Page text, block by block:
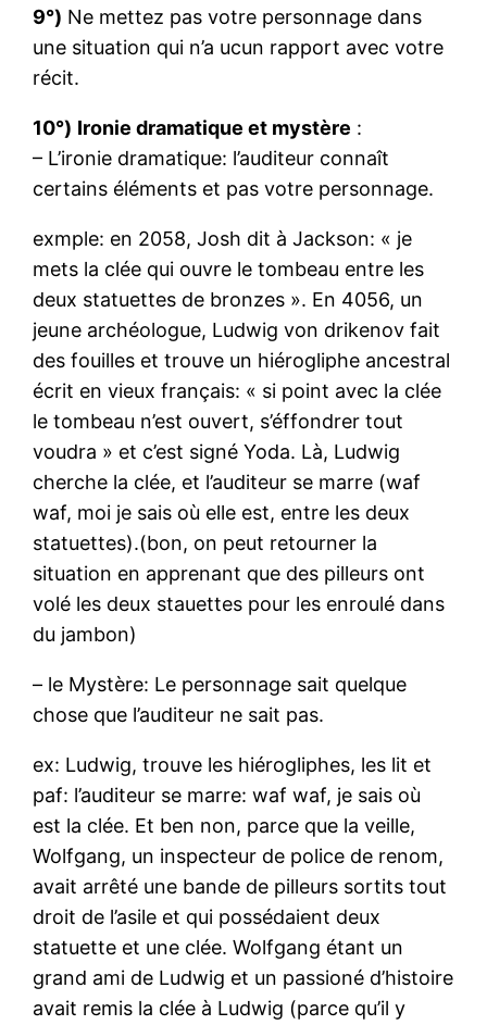
9°) Ne mettez pas votre personnage dans
une situation qui n’a ucun rapport avec votre
récit.
10°) Ironie dramatique et mystère :
– L’ironie dramatique: l’auditeur connaît
certains éléments et pas votre personnage.
exmple: en 2058, Josh dit à Jackson: « je
mets la clée qui ouvre le tombeau entre les
deux statuettes de bronzes ». En 4056, un
jeune archéologue, Ludwig von drikenov fait
des fouilles et trouve un hiérogliphe ancestral
écrit en vieux français: « si point avec la clée
le tombeau n’est ouvert, s’éffondrer tout
voudra » et c’est signé Yoda. Là, Ludwig
cherche la clée, et l’auditeur se marre (waf
waf, moi je sais où elle est, entre les deux
statuettes).(bon, on peut retourner la
situation en apprenant que des pilleurs ont
volé les deux stauettes pour les enroulé dans
du jambon)
– le Mystère: Le personnage sait quelque
chose que l’auditeur ne sait pas.
ex: Ludwig, trouve les hiérogliphes, les lit et
paf: l’auditeur se marre: waf waf, je sais où
est la clée. Et ben non, parce que la veille,
Wolfgang, un inspecteur de police de renom,
avait arrêté une bande de pilleurs sortits tout
droit de l’asile et qui possédaient deux
statuette et une clée. Wolfgang étant un
grand ami de Ludwig et un passioné d’histoire
avait remis la clée à Ludwig (parce qu’il y